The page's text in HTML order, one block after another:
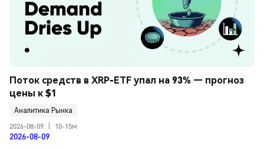
Поток средств в XRP-ETF упал на 93% — прогноз
цены к $1
Аналитика Рынка
2026-08-09
10-15м
2026-08-09